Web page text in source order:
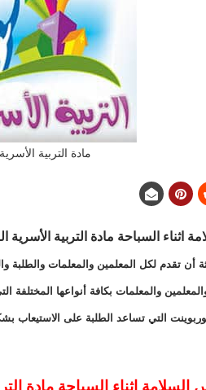
مادة التربية الأسرية
تقدم لكل المعلمين والمعلمات والطلبة
والمعلمين والمعلمات بكافة أنواعها
التي تساعد الطلبة على الاستيعاب
اثناء السباحة مادة